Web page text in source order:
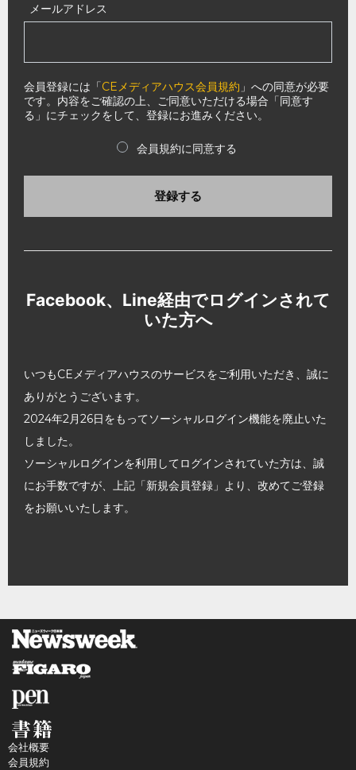
メールアドレス
会員登録には「CEメディアハウス会員規約 」への同意が必要
です。内容をご確認の上、ご同意いただける場合「同意す
る」にチェックをして、登録にお進みください。
会員規約に同意する
登録する
Facebook、Line経由でログインされて
いた方へ
いつもCEメディアハウスのサービスをご利用いただき、誠に
ありがとうございます。
2024年2月26日をもってソーシャルログイン機能を廃止いた
しました。
ソーシャルログインを利用してログインされていた方は、誠
にお手数ですが、上記「新規会員登録」より、改めてご登録
をお願いいたします。
会社概要
会員規約